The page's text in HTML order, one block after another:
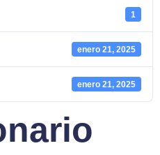
1
enero 21, 2025
enero 21, 2025